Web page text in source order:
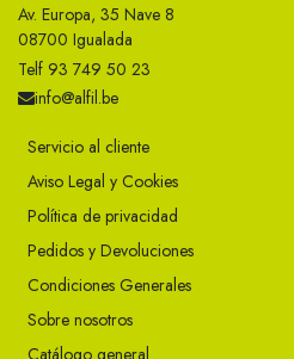
Av. Europa, 35 Nave 8
08700 Igualada
Telf 93 749 50 23
info@alfil.be
Servicio al cliente
Aviso Legal y Cookies
Política de privacidad
Pedidos y Devoluciones
Condiciones Generales
Sobre nosotros
Catálogo general